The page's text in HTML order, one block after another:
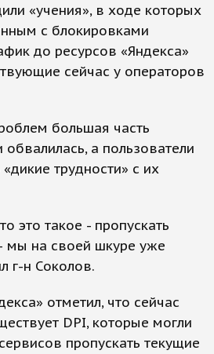
«учения», в ходе которых
с блокировками
до ресурсов «Яндекса»
сейчас у операторов
большая часть
а пользователи
трудности» с их
это такое - пропускать
мы на своей шкуре уже
г-н Соколов.
отметил, что сейчас
DPI, которые могли
пропускать текущие